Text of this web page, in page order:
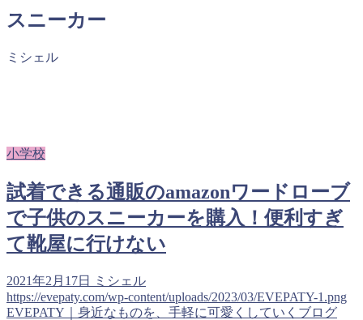
スニーカー
ミシェル
小学校
試着できる通販のamazonワードローブ
で子供のスニーカーを購入！便利すぎ
て靴屋に行けない
2021年2月17日
ミシェル
https://evepaty.com/wp-content/uploads/2023/03/EVEPATY-1.png
EVEPATY｜身近なものを、手軽に可愛くしていくブログ